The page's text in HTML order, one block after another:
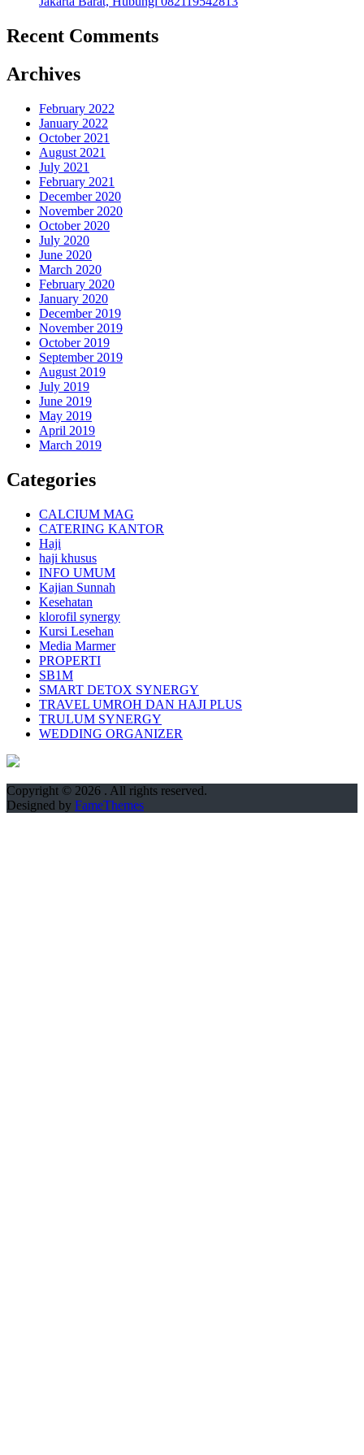
Recent Comments
Archives
February 2022
January 2022
October 2021
August 2021
July 2021
February 2021
December 2020
November 2020
October 2020
July 2020
June 2020
March 2020
February 2020
January 2020
December 2019
November 2019
October 2019
September 2019
August 2019
July 2019
June 2019
May 2019
April 2019
March 2019
Categories
CALCIUM MAG
CATERING KANTOR
Haji
haji khusus
INFO UMUM
Kajian Sunnah
Kesehatan
klorofil synergy
Kursi Lesehan
Media Marmer
PROPERTI
SB1M
SMART DETOX SYNERGY
TRAVEL UMROH DAN HAJI PLUS
TRULUM SYNERGY
WEDDING ORGANIZER
Copyright © 2026 . All rights reserved.
Designed by FameThemes